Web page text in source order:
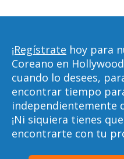
¡Regístrate hoy para
Coreano en
cuando lo desees,
encontrar tiempo
independientemente
¡Ni siquiera tienes
encontrarte con tu